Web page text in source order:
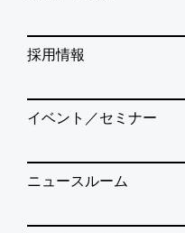
採用情報
イベント／セミナー
ニュースルーム